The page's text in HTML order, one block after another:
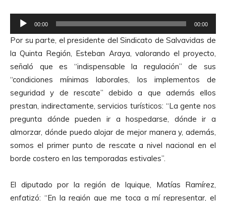
e
p
r
o
d
u
c
t
o
r
d
A
00:00 00:00
Por su parte, el presidente del Sindicato de Salvavidas de
la Quinta Región, Esteban Araya, valorando el proyecto,
señaló que es “indispensable la regulación” de sus
“condiciones mínimas laborales, los implementos de
seguridad y de rescate” debido a que además ellos
prestan, indirectamente, servicios turísticos: “La gente nos
pregunta dónde pueden ir a hospedarse, dónde ir a
almorzar, dónde puedo alojar de mejor manera y, además,
somos el primer punto de rescate a nivel nacional en el
borde costero en las temporadas estivales”.
El diputado por la región de Iquique, Matías Ramírez,
enfatizó: “En la región que me toca a mí representar, el